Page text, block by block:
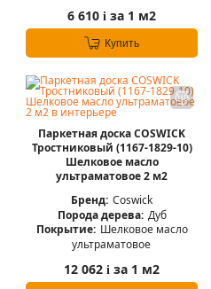
6 610 i за 1 м2
Купить
Паркетная доска COSWICK
Тростниковый (1167-1829-10)
Шелковое масло
ультраматовое 2 м2
Бренд: Coswick
Порода дерева: Дуб
Покрытие: Шелковое масло
ультраматовое
12 062 i за 1 м2